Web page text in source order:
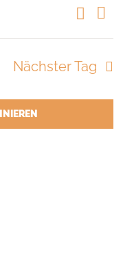
und
Suche
Tag
Nächster Tag